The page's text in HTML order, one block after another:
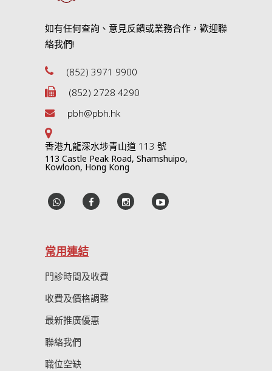
如有任何查詢、意見反饋或業務合作，歡迎聯
絡我們!
(852) 3971 9900
(852) 2728 4290
pbh@pbh.hk
香港九龍深水埗青山道 113 號
113 Castle Peak Road, Shamshuipo,
Kowloon, Hong Kong
常用連結
門診時間及收費
收費及價格調整
最新推廣優惠
聯絡我們
職位空缺